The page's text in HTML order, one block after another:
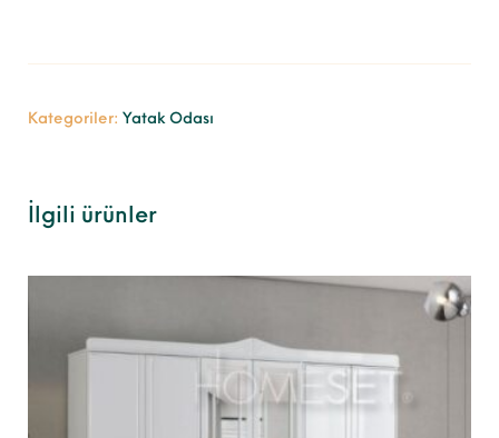
Kategoriler: Yatak Odası
İlgili ürünler